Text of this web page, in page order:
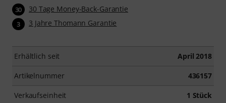
30 30 Tage Money-Back-Garantie
3 3 Jahre Thomann Garantie
Erhältlich seit April 2018
Artikelnummer 436157
Verkaufseinheit 1 Stück